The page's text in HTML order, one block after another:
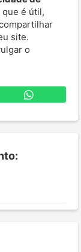
que é útil,
site.
o